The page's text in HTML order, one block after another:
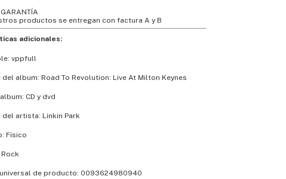
productos se entregan con factura A y B
adicionales:
vppfull
album: Road To Revolution: Live At Milton Keynes
CD y dvd
del artista: Linkin Park
Físico
Rock
de producto: 0093624980940